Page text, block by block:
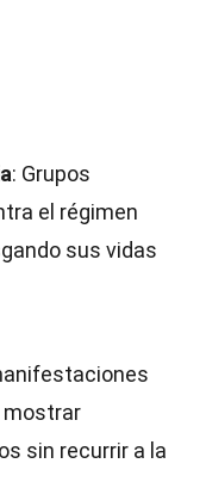
: Grupos
el régimen
sus vidas
mostrar
sin recurrir a la